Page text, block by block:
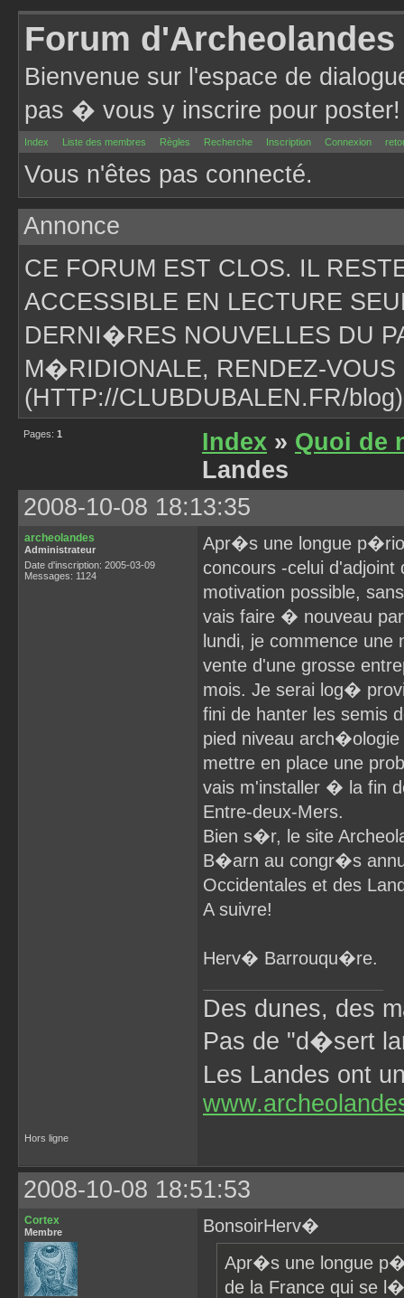
Forum d'Archeolandes
Bienvenue sur l'espace de
pas � vous y inscrire pour poster!
Index Liste des membres Règles Recherche Inscription Connexion
Vous n'êtes pas connecté.
Annonce
CE FORUM EST CLOS. IL
ACCESSIBLE EN LECTURE
DERNI�RES NOUVELLES DU
M�RIDIONALE, RENDEZ-
(HTTP://CLUBDUBALEN.FR/blog)
Pages: 1 Index » Quoi de
Landes
2008-10-08 18:13:35
archeolandes
Administrateur
Date d'inscription: 2005-03-09
Messages: 1124
Apr�s une longue
concours -celui
motivation possible,
vais faire � nouveau
lundi, je commence
vente d'une grosse
mois. Je serai log�
fini de hanter les semis
pied niveau
mettre en place une
vais m'installer � la fin
Entre-deux-Mers.
Bien s�r, le site
B�arn au congr�s
Occidentales et des
A suivre!
Herv� Barrouqu�re.
Des dunes, des
Pas de "d�sert
Les Landes ont
Hors ligne
2008-10-08 18:51:53
Cortex
Membre
BonsoirHerv�
Apr�s une longue
de la France qui se